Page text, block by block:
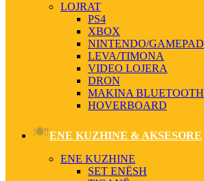
LOJRAT
PS4
XBOX
NINTENDO/GAMEPAD
LEVA/TIMONA
VIDEO LOJERA
DRON
MAKINA BLUETOOTH
HOVERBOARD
ENE KUZHINE & AKSESORE
ENE KUZHINE
SET ENËSH